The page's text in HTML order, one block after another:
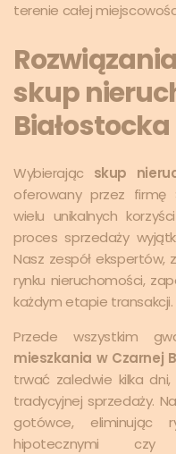
terenie całej
skup
Białostocka
Wybierając skup
oferowany przez firmę
wielu unikalnych
proces sprzedaży
Nasz zespół
rynku nieruchomości,
każdym etapie transakcji.
Przede wszystkim
mieszkania w Czarnej
trwać zaledwie kilka
tradycyjnej sprzedaży.
gotówce, eliminując
hipotecznymi czy